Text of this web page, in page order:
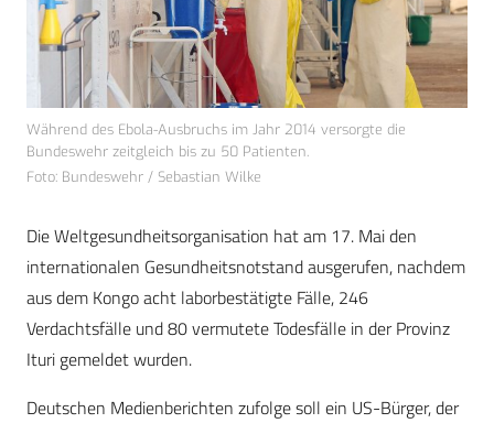
Während des Ebola-Ausbruchs im Jahr 2014 versorgte die
Bundeswehr zeitgleich bis zu 50 Patienten.
Foto: Bundeswehr / Sebastian Wilke
Die Weltgesundheitsorganisation hat am 17. Mai den
internationalen Gesundheitsnotstand ausgerufen, nachdem
aus dem Kongo acht laborbestätigte Fälle, 246
Verdachtsfälle und 80 vermutete Todesfälle in der Provinz
Ituri gemeldet wurden.
Deutschen Medienberichten zufolge soll ein US-Bürger, der